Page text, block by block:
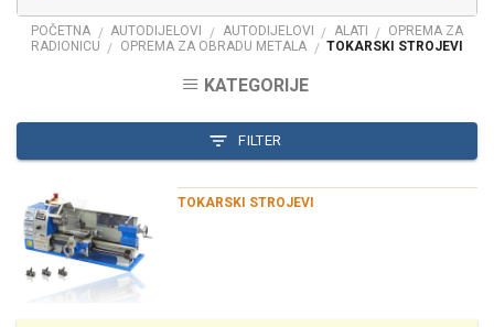
POČETNA / AUTODIJELOVI / AUTODIJELOVI / ALATI / OPREMA ZA
RADIONICU / OPREMA ZA OBRADU METALA / TOKARSKI STROJEVI
KATEGORIJE
FILTER
TOKARSKI STROJEVI